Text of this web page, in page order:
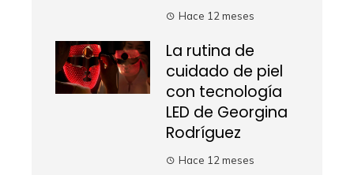
Hace 12 meses
La rutina de
cuidado de piel
con tecnología
LED de Georgina
Rodríguez
Hace 12 meses